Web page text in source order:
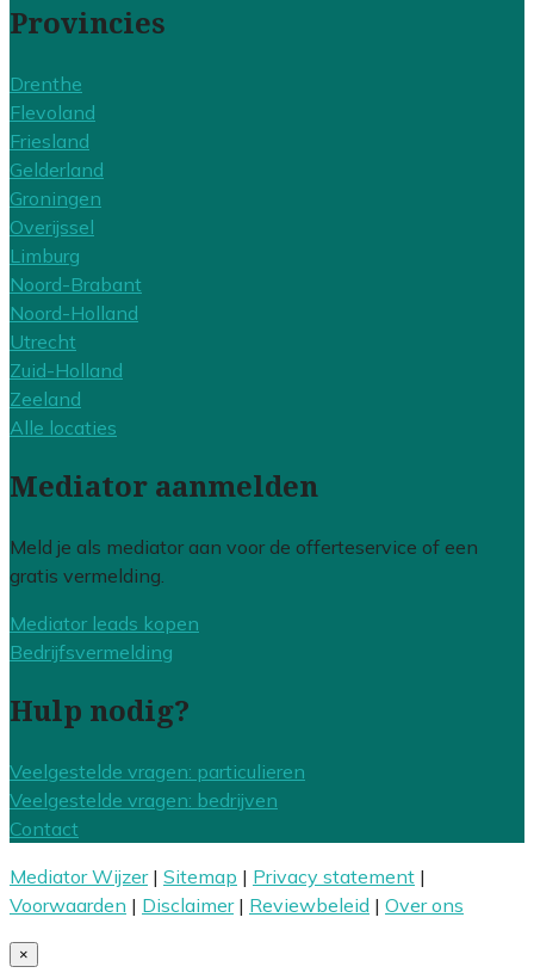
Provincies
Drenthe
Flevoland
Friesland
Gelderland
Groningen
Overijssel
Limburg
Noord-Brabant
Noord-Holland
Utrecht
Zuid-Holland
Zeeland
Alle locaties
Mediator aanmelden
Meld je als mediator aan voor de offerteservice of een
gratis vermelding.
Mediator leads kopen
Bedrijfsvermelding
Hulp nodig?
Veelgestelde vragen: particulieren
Veelgestelde vragen: bedrijven
Contact
Mediator Wijzer| Sitemap | Privacy statement |
Voorwaarden | Disclaimer| Reviewbeleid | Over ons
×